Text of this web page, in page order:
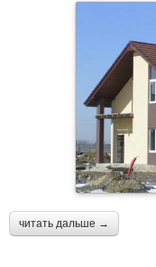
читать дальше →